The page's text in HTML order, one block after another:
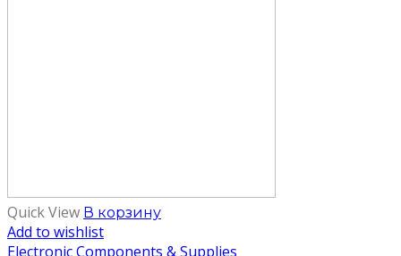
Quick View В корзину
Add to wishlist
Electronic Components & Supplies